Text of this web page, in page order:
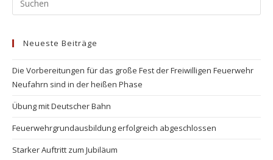
Neueste Beiträge
Die Vorbereitungen für das große Fest der Freiwilligen Feuerwehr
Neufahrn sind in der heißen Phase
Übung mit Deutscher Bahn
Feuerwehrgrundausbildung erfolgreich abgeschlossen
Starker Auftritt zum Jubiläum